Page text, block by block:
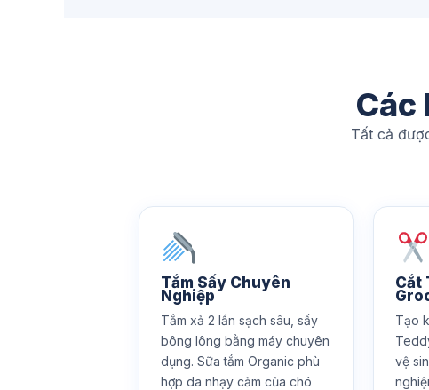
Các
Tất cả
Tắm Sấy Chuyên
Nghiệp
Tắm xả 2 lần sạch sâu, sấy
bông lông bằng máy chuyên
dụng. Sữa tắm Organic phù
hợp da nhạy cảm của chó
Cắt
Tạo
vệ